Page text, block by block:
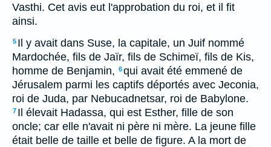
Vasthi. Cet avis eut l'approbation du roi, et il fit
ainsi.
5 Il y avait dans Suse, la capitale, un Juif nommé
Mardochée, fils de Jaïr, fils de Schimeï, fils de Kis,
homme de Benjamin, 6qui avait été emmené de
Jérusalem parmi les captifs déportés avec Jeconia,
roi de Juda, par Nebucadnetsar, roi de Babylone.
7 Il élevait Hadassa, qui est Esther, fille de son
oncle; car elle n'avait ni père ni mère. La jeune fille
était belle de taille et belle de figure. A la mort de